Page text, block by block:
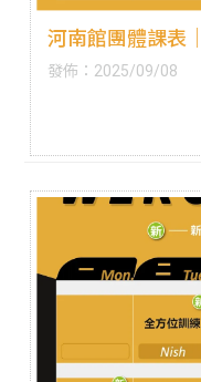
河南館團體課表
鈴訓練課程
發佈：2025/09/08